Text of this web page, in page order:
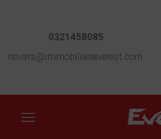
0321458085
novara@immobiliareeverest.com